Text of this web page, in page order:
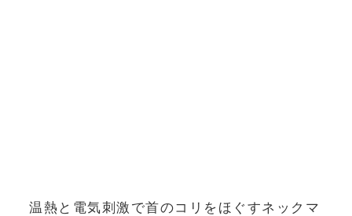
温熱と電気刺激で首のコリをほぐすネックマ